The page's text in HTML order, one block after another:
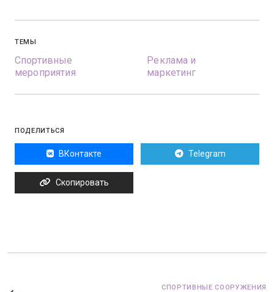
ТЕМЫ
Спортивные
мероприятия
Реклама и
маркетинг
ПОДЕЛИТЬСЯ
ВКонтакте Telegram
Скопировать
СПОРТИВНЫЕ СООРУЖЕНИЯ